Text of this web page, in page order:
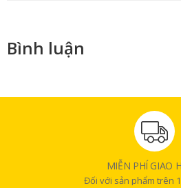
Bình luận
MIỄN PHÍ GIAO
Đối với sản phẩm trên